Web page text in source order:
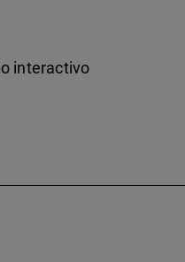
interactivo